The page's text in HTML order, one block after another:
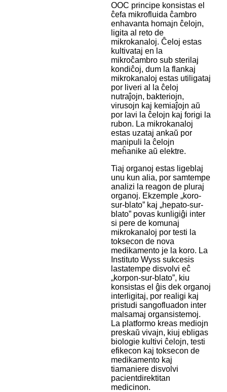
OOC principe konsistas el
ĉefa mikrofluida ĉambro
enhavanta homajn ĉelojn,
ligita al reto de
mikrokanaloj. Ĉeloj estas
kultivataj en la
mikroĉambro sub sterilaj
kondiĉoj, dum la flankaj
mikrokanaloj estas utiligataj
por liveri al la ĉeloj
nutraĵojn, bakteriojn,
virusojn kaj kemiaĵojn aŭ
por lavi la ĉelojn kaj forigi la
rubon. La mikrokanaloj
estas uzataj ankaŭ por
manipuli la ĉelojn
meĥanike aŭ elektre.
Tiaj organoj estas ligeblaj
unu kun alia, por samtempe
analizi la reagon de pluraj
organoj. Ekzemple „koro-
sur-blato” kaj „hepato-sur-
blato” povas kunligiĝi inter
si pere de komunaj
mikrokanaloj por testi la
toksecon de nova
medikamento je la koro. La
Instituto Wyss sukcesis
lastatempe disvolvi eĉ
„korpon-sur-blato”, kiu
konsistas el ĝis dek organoj
interligitaj, por realigi kaj
pristudi sangofluadon inter
malsamaj organsistemoj.
La platformo kreas mediojn
preskaŭ vivajn, kiuj ebligas
biologie kultivi ĉelojn, testi
efikecon kaj toksecon de
medikamento kaj
tiamaniere disvolvi
pacientdirektitan
medicinon.